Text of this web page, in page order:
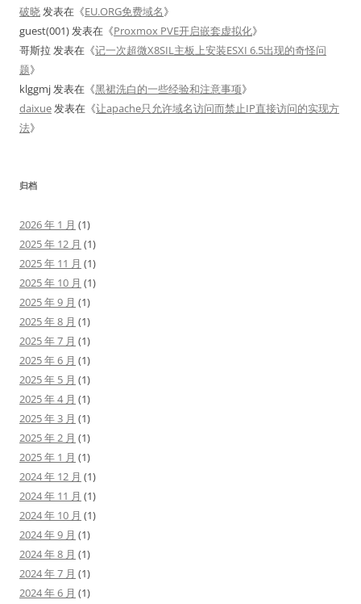
破晓发表在《EU.ORG免费域名》
guest(001)发表在《Proxmox PVE开启嵌套虚拟化》
哥斯拉 发表在《记一次超微X8SIL主板上安装ESXI 6.5出现的奇怪问
题》
klggmj发表在《黑裙洗白的一些经验和注意事项》
daixue发表在《让apache只允许域名访问而禁止IP直接访问的实现方
法》
归档
2026 年 1 月 (1)
2025 年 12 月 (1)
2025 年 11 月 (1)
2025 年 10 月 (1)
2025 年 9 月 (1)
2025 年 8 月 (1)
2025 年 7 月 (1)
2025 年 6 月 (1)
2025 年 5 月 (1)
2025 年 4 月 (1)
2025 年 3 月 (1)
2025 年 2 月 (1)
2025 年 1 月 (1)
2024 年 12 月 (1)
2024 年 11 月 (1)
2024 年 10 月 (1)
2024 年 9 月 (1)
2024 年 8 月 (1)
2024 年 7 月 (1)
2024 年 6 月 (1)